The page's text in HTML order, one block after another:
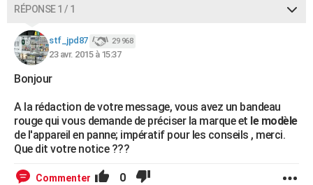
Carte de Noël
Carte Bonne année
Carte Saint-Valentin
Carte Pâques
Carte d'anniversaire
DICTIONNAIRE
Dictionnaire
Biographies
Citations
Expressions
Proverbes
PROGRAMME TV
FORUM
Bricolage
Lifestyle
Culture
Sport
Auto
Television
Voyage
Cinema
RÉPONSE 1 / 1
stf_jpd87 29 968
23 avr. 2015 à 15:37
Bonjour
A la rédaction de votre message, vous avez un bandeau
rouge qui vous demande de préciser la marque et le modèle
de l'appareil en panne; impératif pour les conseils , merci.
Que dit votre notice ???
Commenter 0